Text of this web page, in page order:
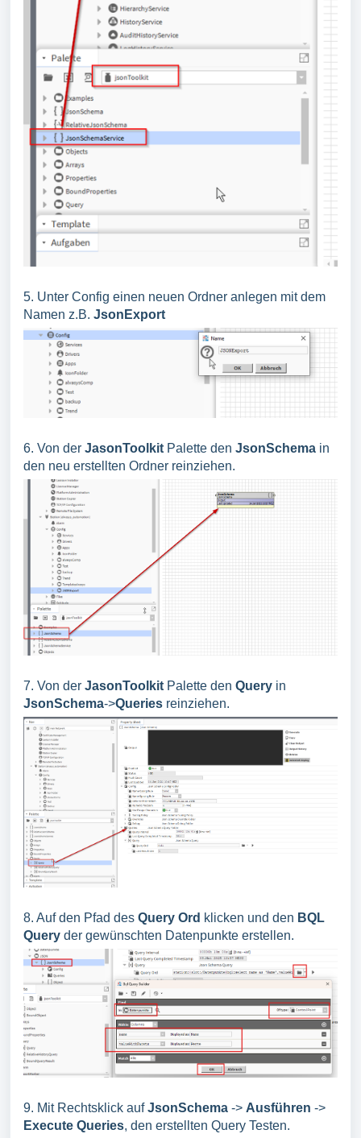
5. Unter Config einen neuen Ordner anlegen mit dem
Namen z.B. JsonExport
6. Von der JasonToolkit Palette den JsonSchema in
den neu erstellten Ordner reinziehen.
7. Von der JasonToolkit Palette den Query in
JsonSchema->Queries reinziehen.
8. Auf den Pfad des Query Ord klicken und den BQL
Query der gewünschten Datenpunkte erstellen.
9. Mit Rechtsklick aufJsonSchema -> Ausführen ->
Execute Queries, den erstellten Query Testen.